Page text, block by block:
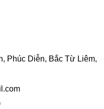
Phúc Diễn, Bắc Từ Liêm,